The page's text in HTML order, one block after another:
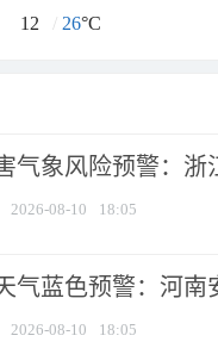
12 / 26°C
气象风险预警：浙
2026-08-10 18:05
气蓝色预警：河南
2026-08-10 18:05